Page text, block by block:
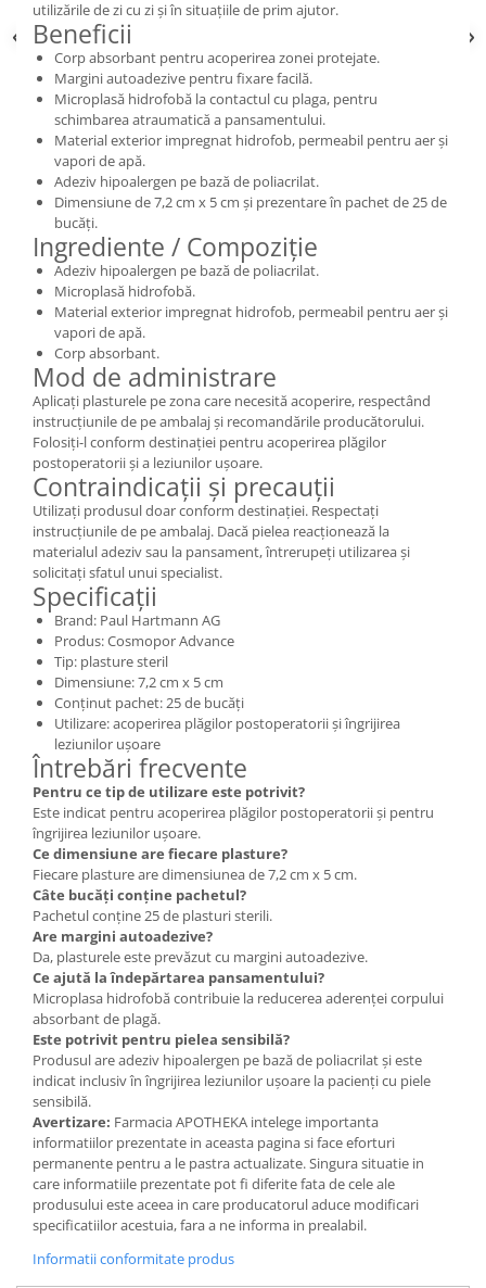
utilizările de zi cu zi și în situațiile de prim ajutor.
Beneficii
Corp absorbant pentru acoperirea zonei protejate.
Margini autoadezive pentru fixare facilă.
Microplasă hidrofobă la contactul cu plaga, pentru
schimbarea atraumatică a pansamentului.
Material exterior impregnat hidrofob, permeabil pentru aer și
vapori de apă.
Adeziv hipoalergen pe bază de poliacrilat.
Dimensiune de 7,2 cm x 5 cm și prezentare în pachet de 25 de
bucăți.
Ingrediente / Compoziție
Adeziv hipoalergen pe bază de poliacrilat.
Microplasă hidrofobă.
Material exterior impregnat hidrofob, permeabil pentru aer și
vapori de apă.
Corp absorbant.
Mod de administrare
Aplicați plasturele pe zona care necesită acoperire, respectând
instrucțiunile de pe ambalaj și recomandările producătorului.
Folosiți-l conform destinației pentru acoperirea plăgilor
postoperatorii și a leziunilor ușoare.
Contraindicații și precauții
Utilizați produsul doar conform destinației. Respectați
instrucțiunile de pe ambalaj. Dacă pielea reacționează la
materialul adeziv sau la pansament, întrerupeți utilizarea și
solicitați sfatul unui specialist.
Specificații
Brand: Paul Hartmann AG
Produs: Cosmopor Advance
Tip: plasture steril
Dimensiune: 7,2 cm x 5 cm
Conținut pachet: 25 de bucăți
Utilizare: acoperirea plăgilor postoperatorii și îngrijirea
leziunilor ușoare
Întrebări frecvente
Pentru ce tip de utilizare este potrivit?
Este indicat pentru acoperirea plăgilor postoperatorii și pentru
îngrijirea leziunilor ușoare.
Ce dimensiune are fiecare plasture?
Fiecare plasture are dimensiunea de 7,2 cm x 5 cm.
Câte bucăți conține pachetul?
Pachetul conține 25 de plasturi sterili.
Are margini autoadezive?
Da, plasturele este prevăzut cu margini autoadezive.
Ce ajută la îndepărtarea pansamentului?
Microplasa hidrofobă contribuie la reducerea aderenței corpului
absorbant de plagă.
Este potrivit pentru pielea sensibilă?
Produsul are adeziv hipoalergen pe bază de poliacrilat și este
indicat inclusiv în îngrijirea leziunilor ușoare la pacienți cu piele
sensibilă.
Avertizare: Farmacia APOTHEKA intelege importanta
informatiilor prezentate in aceasta pagina si face eforturi
permanente pentru a le pastra actualizate. Singura situatie in
care informatiile prezentate pot fi diferite fata de cele ale
produsului este aceea in care producatorul aduce modificari
specificatiilor acestuia, fara a ne informa in prealabil.
Informatii conformitate produs